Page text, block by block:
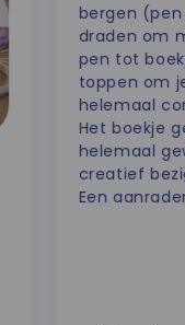
bergen
draden om
pen tot
toppen om
helemaal
Het boekje
helemaal
creatief
Een